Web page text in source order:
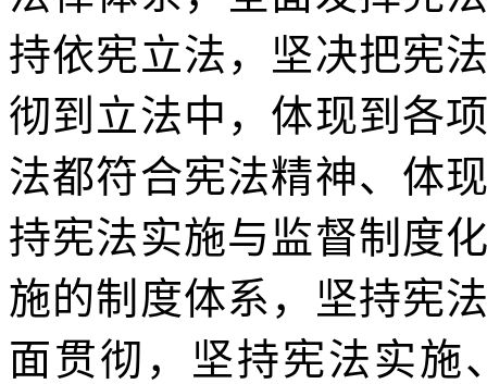
持依宪立法，坚决把宪
彻到立法中，体现到各
法都符合宪法精神、体
持宪法实施与监督制度
施的制度体系，坚持宪
面贯彻，坚持宪法实施